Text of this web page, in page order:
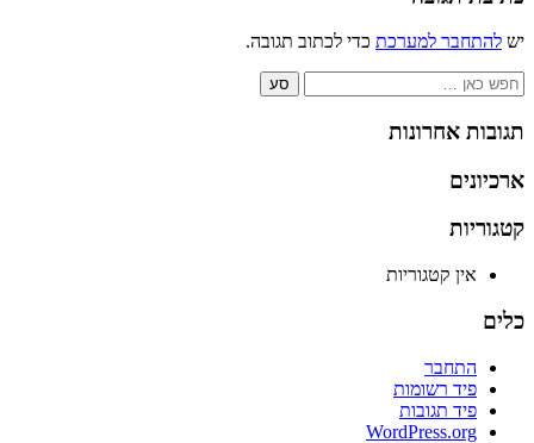
יש להתחבר למערכת כדי לכתוב תגובה.
Search
for:
תגובות אחרונות
ארכיונים
קטגוריות
אין קטגוריות
כלים
התחבר
פיד רשומות
פיד תגובות
WordPress.org